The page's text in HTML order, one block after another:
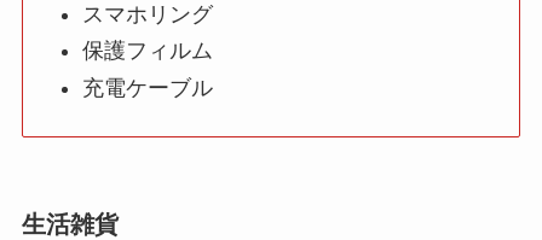
スマホリング
保護フィルム
充電ケーブル
生活雑貨